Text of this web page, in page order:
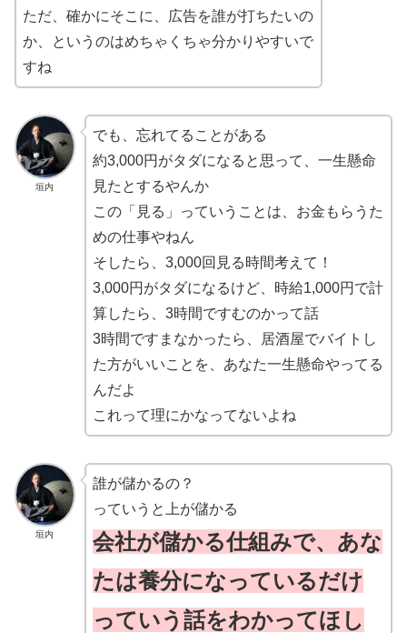
ただ、確かにそこに、広告を誰が打ちたいの
か、というのはめちゃくちゃ分かりやすいで
すね
垣内
でも、忘れてることがある
約3,000円がタダになると思って、一生懸命
見たとするやんか
この「見る」っていうことは、お金もらうた
めの仕事やねん
そしたら、3,000回見る時間考えて！
3,000円がタダになるけど、時給1,000円で計
算したら、3時間ですむのかって話
3時間ですまなかったら、居酒屋でバイトし
た方がいいことを、あなた一生懸命やってる
んだよ
これって理にかなってないよね
垣内
誰が儲かるの？
っていうと上が儲かる
会社が儲かる仕組みで、あな
たは養分になっているだけ
っていう話をわかってほし